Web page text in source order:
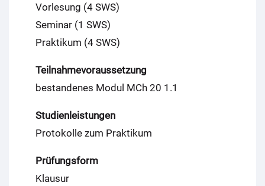
Vorlesung (4 SWS)
Seminar (1 SWS)
Praktikum (4 SWS)
Teilnahmevoraussetzung
bestandenes Modul MCh 20 1.1
Studienleistungen
Protokolle zum Praktikum
Prüfungsform
Klausur